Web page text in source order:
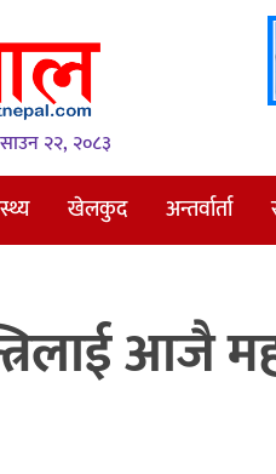
२२, २०८३
खेलकुद अन्तर्वार्ता